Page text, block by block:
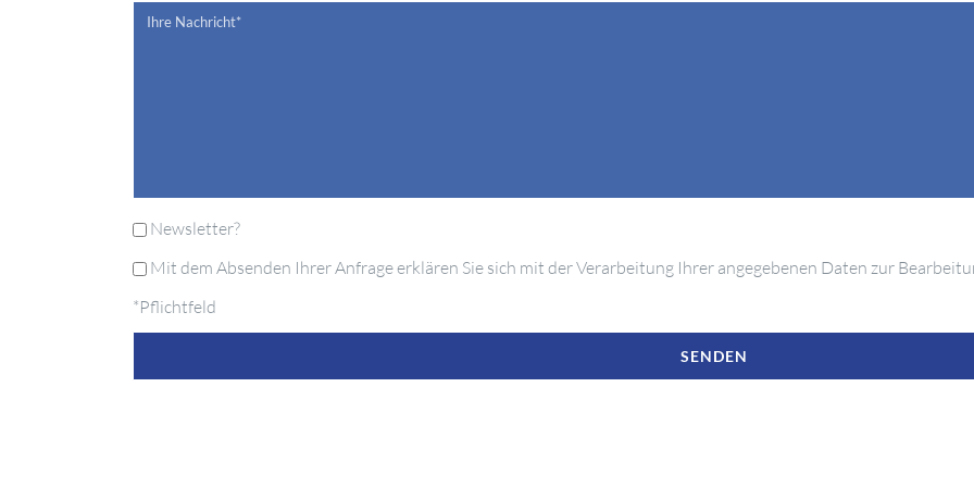
Newsletter?
Mit dem Absenden Ihrer Anfrage erklären Sie sich mit der Verarbeitung Ihrer angegebenen Daten zur
*Pflichtfeld